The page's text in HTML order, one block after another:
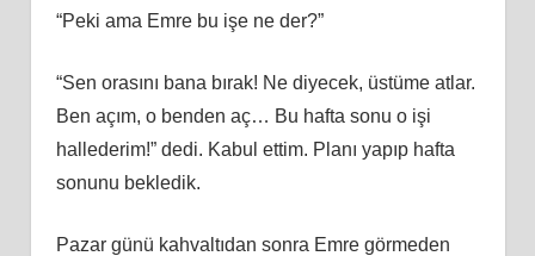
“Peki ama Emre bu işe ne der?”
“Sen orasını bana bırak! Ne diyecek, üstüme atlar.
Ben açım, o benden aç… Bu hafta sonu o işi
hallederim!” dedi. Kabul ettim. Planı yapıp hafta
sonunu bekledik.
Pazar günü kahvaltıdan sonra Emre görmeden